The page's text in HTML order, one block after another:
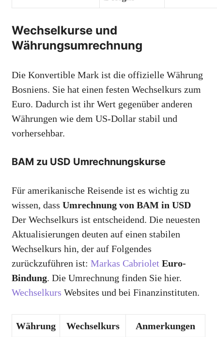
Wechselkurse und
Währungsumrechnung
Die Konvertible Mark ist die offizielle Währung
Bosniens. Sie hat einen festen Wechselkurs zum
Euro. Dadurch ist ihr Wert gegenüber anderen
Währungen wie dem US-Dollar stabil und
vorhersehbar.
BAM zu USD Umrechnungskurse
Für amerikanische Reisende ist es wichtig zu
wissen, dass Umrechnung von BAM in USD
Der Wechselkurs ist entscheidend. Die neuesten
Aktualisierungen deuten auf einen stabilen
Wechselkurs hin, der auf Folgendes
zurückzuführen ist: Markas Cabriolet Euro-
Bindung. Die Umrechnung finden Sie hier.
Wechselkurs Websites und bei Finanzinstituten.
Währung Wechselkurs Anmerkungen